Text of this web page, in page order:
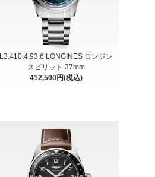
L3.410.4.93.6 LONGINES ロンジン
スピリット 37mm
412,500円(税込)